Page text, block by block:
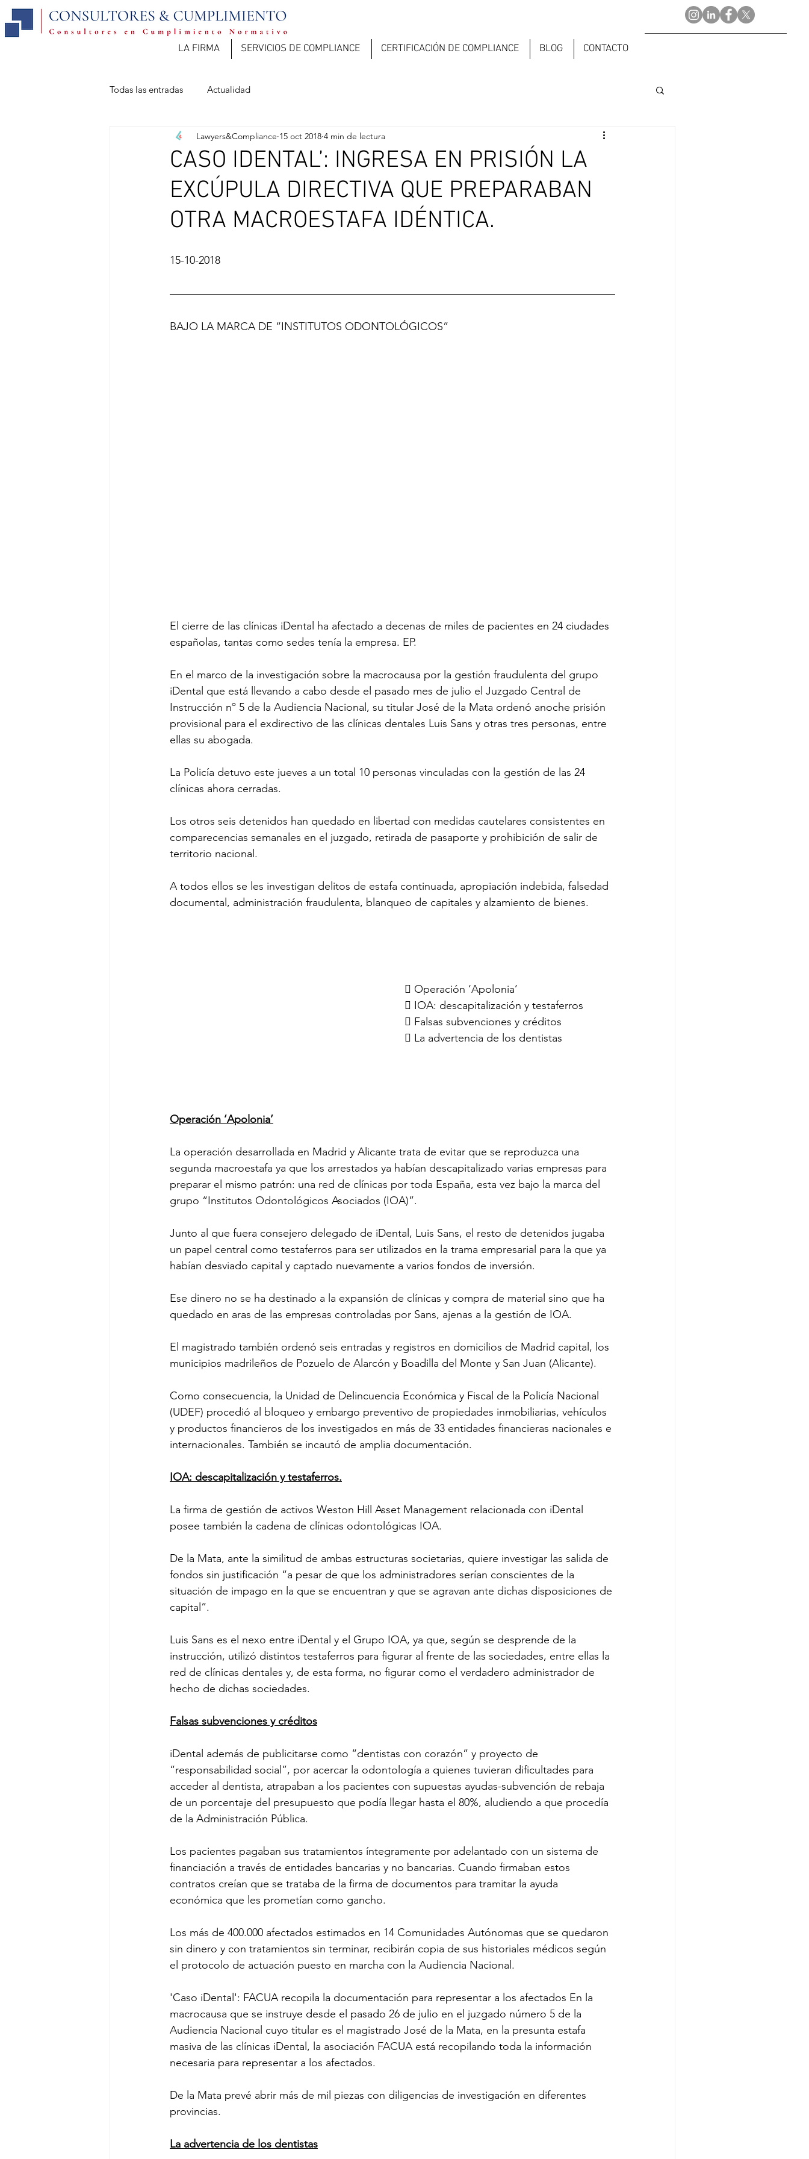
LA FIRMA SERVICIOS DE COMPLIANCE CERTIFICACIÓN DE COMPLIANCE BLOG CONTACTO
Todas las entradas Actualidad
CASO IDENTAL’: INGRESA EN PRISIÓN LA
EXCÚPULA DIRECTIVA QUE PREPARABAN
OTRA MACROESTAFA IDÉNTICA.
Lawyers&Compliance 15 oct 2018 4 min de lectura
15-10-2018
BAJO LA MARCA DE “INSTITUTOS ODONTOLÓGICOS”
El cierre de las clínicas iDental ha afectado a decenas de miles de pacientes en 24 ciudades
españolas, tantas como sedes tenía la empresa. EP.
En el marco de la investigación sobre la macrocausa por la gestión fraudulenta del grupo
iDental que está llevando a cabo desde el pasado mes de julio el Juzgado Central de
Instrucción nº 5 de la Audiencia Nacional, su titular José de la Mata ordenó anoche prisión
provisional para el exdirectivo de las clínicas dentales Luis Sans y otras tres personas, entre
ellas su abogada.
La Policía detuvo este jueves a un total 10 personas vinculadas con la gestión de las 24
clínicas ahora cerradas.
Los otros seis detenidos han quedado en libertad con medidas cautelares consistentes en
comparecencias semanales en el juzgado, retirada de pasaporte y prohibición de salir de
territorio nacional.
A todos ellos se les investigan delitos de estafa continuada, apropiación indebida, falsedad
documental, administración fraudulenta, blanqueo de capitales y alzamiento de bienes.
 Operación ‘Apolonia’
 IOA: descapitalización y testaferros
 Falsas subvenciones y créditos
 La advertencia de los dentistas
Operación ‘Apolonia’
La operación desarrollada en Madrid y Alicante trata de evitar que se reproduzca una
segunda macroestafa ya que los arrestados ya habían descapitalizado varias empresas para
preparar el mismo patrón: una red de clínicas por toda España, esta vez bajo la marca del
grupo “Institutos Odontológicos Asociados (IOA)”.
Junto al que fuera consejero delegado de iDental, Luis Sans, el resto de detenidos jugaba
un papel central como testaferros para ser utilizados en la trama empresarial para la que ya
habían desviado capital y captado nuevamente a varios fondos de inversión.
Ese dinero no se ha destinado a la expansión de clínicas y compra de material sino que ha
quedado en aras de las empresas controladas por Sans, ajenas a la gestión de IOA.
El magistrado también ordenó seis entradas y registros en domicilios de Madrid capital, los
municipios madrileños de Pozuelo de Alarcón y Boadilla del Monte y San Juan (Alicante).
Como consecuencia, la Unidad de Delincuencia Económica y Fiscal de la Policía Nacional
(UDEF) procedió al bloqueo y embargo preventivo de propiedades inmobiliarias, vehículos
y productos financieros de los investigados en más de 33 entidades financieras nacionales e
internacionales. También se incautó de amplia documentación.
IOA: descapitalización y testaferros.
La firma de gestión de activos Weston Hill Asset Management relacionada con iDental
posee también la cadena de clínicas odontológicas IOA.
De la Mata, ante la similitud de ambas estructuras societarias, quiere investigar las salida de
fondos sin justificación “a pesar de que los administradores serían conscientes de la
situación de impago en la que se encuentran y que se agravan ante dichas disposiciones de
capital”.
Luis Sans es el nexo entre iDental y el Grupo IOA, ya que, según se desprende de la
instrucción, utilizó distintos testaferros para figurar al frente de las sociedades, entre ellas la
red de clínicas dentales y, de esta forma, no figurar como el verdadero administrador de
hecho de dichas sociedades.
Falsas subvenciones y créditos
iDental además de publicitarse como “dentistas con corazón” y proyecto de
“responsabilidad social”, por acercar la odontología a quienes tuvieran dificultades para
acceder al dentista, atrapaban a los pacientes con supuestas ayudas-subvención de rebaja
de un porcentaje del presupuesto que podía llegar hasta el 80%, aludiendo a que procedía
de la Administración Pública.
Los pacientes pagaban sus tratamientos íntegramente por adelantado con un sistema de
financiación a través de entidades bancarias y no bancarias. Cuando firmaban estos
contratos creían que se trataba de la firma de documentos para tramitar la ayuda
económica que les prometían como gancho.
Los más de 400.000 afectados estimados en 14 Comunidades Autónomas que se quedaron
sin dinero y con tratamientos sin terminar, recibirán copia de sus historiales médicos según
el protocolo de actuación puesto en marcha con la Audiencia Nacional.
'Caso iDental': FACUA recopila la documentación para representar a los afectados En la
macrocausa que se instruye desde el pasado 26 de julio en el juzgado número 5 de la
Audiencia Nacional cuyo titular es el magistrado José de la Mata, en la presunta estafa
masiva de las clínicas iDental, la asociación FACUA está recopilando toda la información
necesaria para representar a los afectados.
De la Mata prevé abrir más de mil piezas con diligencias de investigación en diferentes
provincias.
La advertencia de los dentistas